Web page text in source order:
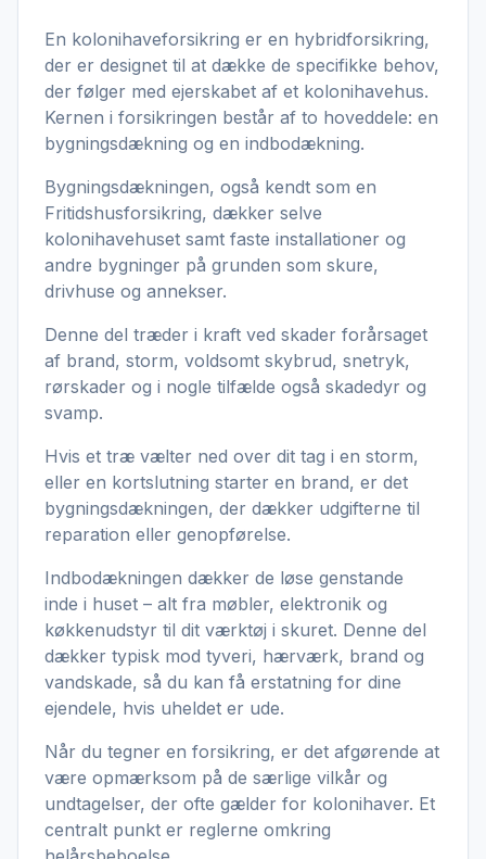
En kolonihaveforsikring er en hybridforsikring,
der er designet til at dække de specifikke behov,
der følger med ejerskabet af et kolonihavehus.
Kernen i forsikringen består af to hoveddele: en
bygningsdækning og en indbodækning.
Bygningsdækningen, også kendt som en
Fritidshusforsikring, dækker selve
kolonihavehuset samt faste installationer og
andre bygninger på grunden som skure,
drivhuse og annekser.
Denne del træder i kraft ved skader forårsaget
af brand, storm, voldsomt skybrud, snetryk,
rørskader og i nogle tilfælde også skadedyr og
svamp.
Hvis et træ vælter ned over dit tag i en storm,
eller en kortslutning starter en brand, er det
bygningsdækningen, der dækker udgifterne til
reparation eller genopførelse.
Indbodækningen dækker de løse genstande
inde i huset – alt fra møbler, elektronik og
køkkenudstyr til dit værktøj i skuret. Denne del
dækker typisk mod tyveri, hærværk, brand og
vandskade, så du kan få erstatning for dine
ejendele, hvis uheldet er ude.
Når du tegner en forsikring, er det afgørende at
være opmærksom på de særlige vilkår og
undtagelser, der ofte gælder for kolonihaver. Et
centralt punkt er reglerne omkring